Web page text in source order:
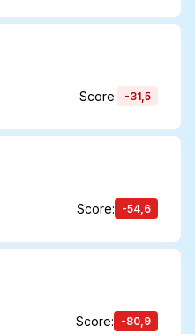
Score: -31,5
Score: -54,6
Score: -80,9